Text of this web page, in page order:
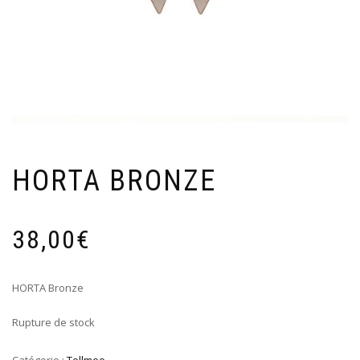
HORTA BRONZE
38,00€
HORTA Bronze
Rupture de stock